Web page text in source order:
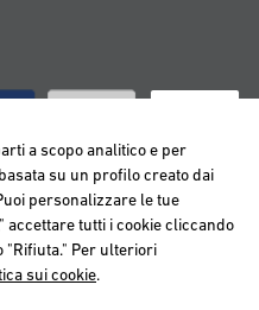
a scopo analitico e per
su un profilo creato dai
personalizzare le tue
tutti i cookie cliccando
"Rifiuta." Per ulteriori
sui cookie.